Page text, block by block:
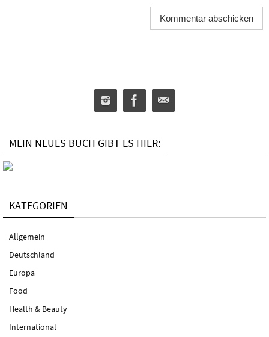
MEIN NEUES BUCH GIBT ES HIER:
KATEGORIEN
Allgemein
Deutschland
Europa
Food
Health & Beauty
International